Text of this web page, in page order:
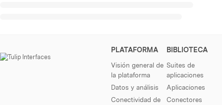
PLATAFORMA
Visión general de
la plataforma
Datos y análisis
Conectividad de
BIBLIOTECA
Suites de
aplicaciones
Aplicaciones
Conectores